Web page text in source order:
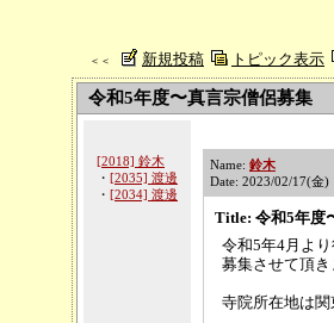
＜＜ 新規投稿 トピック表示
令和5年度〜真言宗僧侶募集
[2018] 鈴木
・ [2035] 渡邊
・ [2034] 渡邊
Name: 鈴木
Date: 2023/02/17(金
Title: 令和5年度
令和5年4月よ
募集させて頂き
寺院所在地は